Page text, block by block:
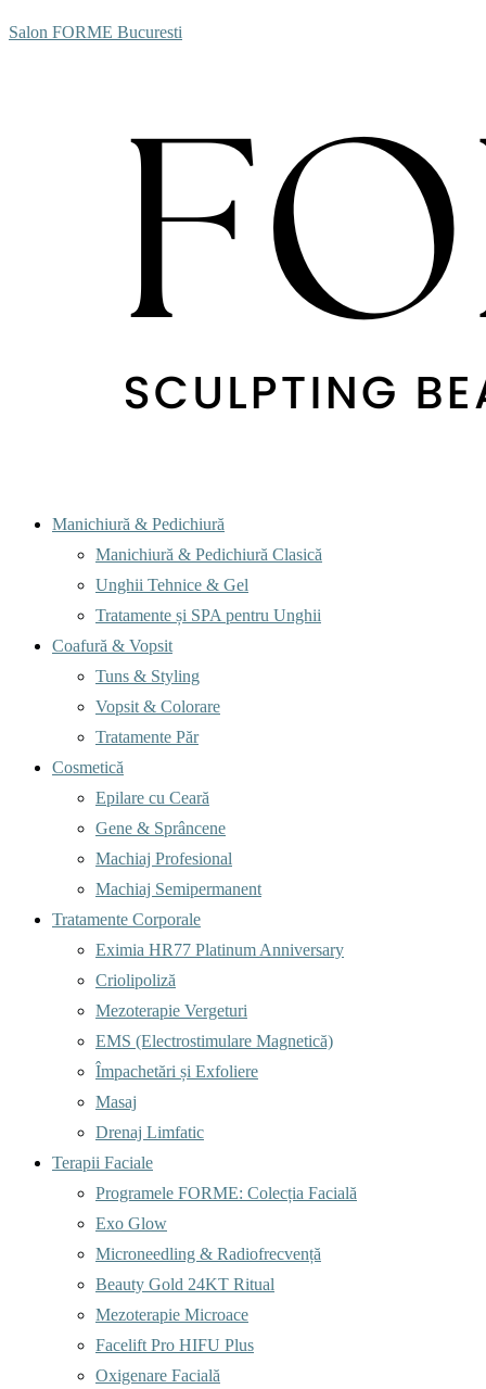
Salon FORME Bucuresti
Menu
Manichiură & Pedichiură
Manichiură & Pedichiură Clasică
Unghii Tehnice & Gel
Tratamente și SPA pentru Unghii
Coafură & Vopsit
Tuns & Styling
Vopsit & Colorare
Tratamente Păr
Cosmetică
Epilare cu Ceară
Gene & Sprâncene
Machiaj Profesional
Machiaj Semipermanent
Tratamente Corporale
Eximia HR77 Platinum Anniversary
Criolipoliză
Mezoterapie Vergeturi
EMS (Electrostimulare Magnetică)
Împachetări și Exfoliere
Masaj
Drenaj Limfatic
Terapii Faciale
Programele FORME: Colecția Facială
Exo Glow
Microneedling & Radiofrecvență
Beauty Gold 24KT Ritual
Mezoterapie Microace
Facelift Pro HIFU Plus
Oxigenare Facială